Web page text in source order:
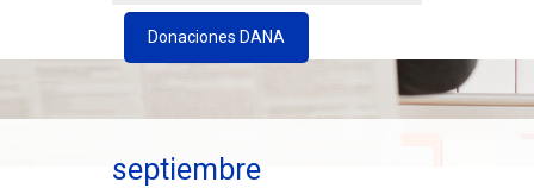
Donaciones DANA
septiembre